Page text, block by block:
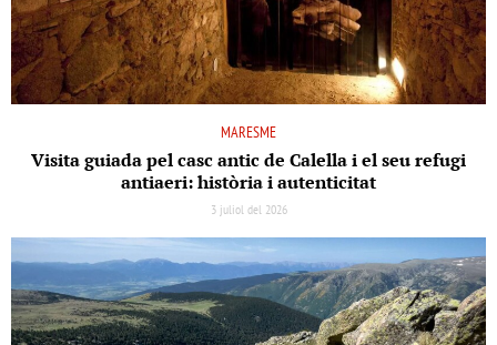
MARESME
Visita guiada pel casc antic de Calella i el seu refugi
antiaeri: història i autenticitat
3 juliol del 2026